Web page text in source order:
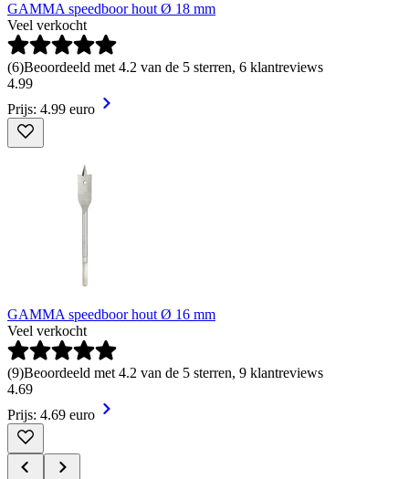
GAMMA speedboor hout Ø 18 mm
Veel verkocht
(6)Beoordeeld met 4.2 van de 5 sterren, 6 klantreviews
4.99
Prijs: 4.99 euro
GAMMA speedboor hout Ø 16 mm
Veel verkocht
(9)Beoordeeld met 4.2 van de 5 sterren, 9 klantreviews
4.69
Prijs: 4.69 euro